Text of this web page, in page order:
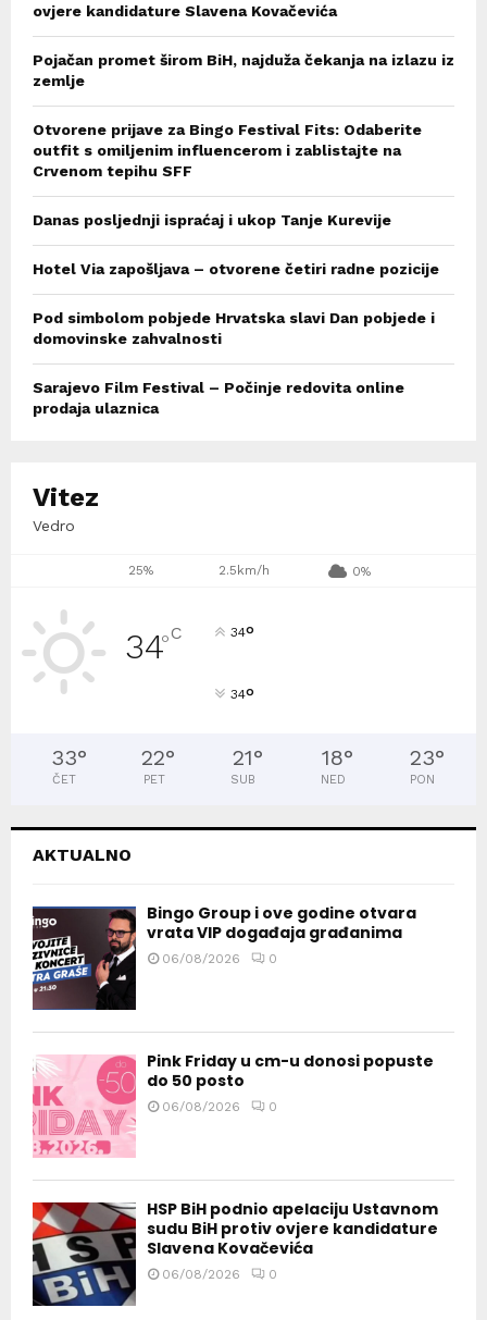
ovjere kandidature Slavena Kovačevića
Pojačan promet širom BiH, najduža čekanja na izlazu iz
zemlje
Otvorene prijave za Bingo Festival Fits: Odaberite
outfit s omiljenim influencerom i zablistajte na
Crvenom tepihu SFF
Danas posljednji ispraćaj i ukop Tanje Kurevije
Hotel Via zapošljava – otvorene četiri radne pozicije
Pod simbolom pobjede Hrvatska slavi Dan pobjede i
domovinske zahvalnosti
Sarajevo Film Festival – Počinje redovita online
prodaja ulaznica
Vitez
Vedro
25% 2.5km/h 0%
34°C 34°
34°
33°
ČET
22°
PET
21°
SUB
18°
NED
23°
PON
AKTUALNO
Bingo Group i ove godine otvara
vrata VIP događaja građanima
06/08/2026 0
Pink Friday u cm-u donosi popuste
do 50 posto
06/08/2026 0
HSP BiH podnio apelaciju Ustavnom
sudu BiH protiv ovjere kandidature
Slavena Kovačevića
06/08/2026 0